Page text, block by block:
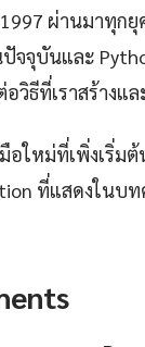
ผ่านมาทุก
จจุบันและ
วิธีที่เราสร้างแ
ใหม่ที่เพิ่งเริ่ม
ที่แสดงในบ